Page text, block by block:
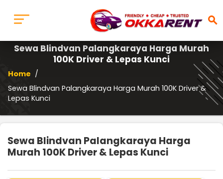
search
Sewa Blindvan Palangkaraya Harga Murah
100K Driver & Lepas Kunci
Home /
Sewa Blindvan Palangkaraya Harga Murah 100K Driver &
Lepas Kunci
Sewa Blindvan Palangkaraya Harga
Murah 100K Driver & Lepas Kunci